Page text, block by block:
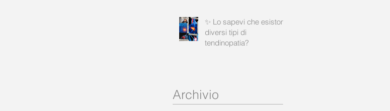
✨ Lo sapevi che esistono
diversi tipi di
tendinopatia?
Archivio